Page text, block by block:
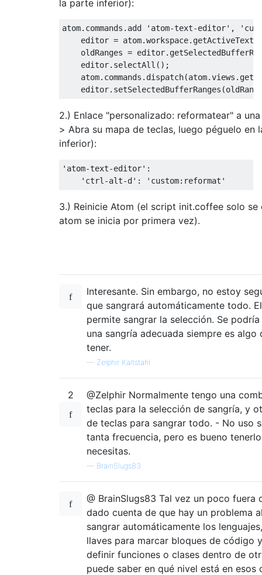
la parte inferior):
atom.commands.add 'atom-text-editor',
editor =
oldRanges =
    editor.selectAll();
2.) Enlace "personalizado: reformatear" a
> Abra su mapa de teclas, luego péguelo en
inferior):
'atom-text-editor':
3.) Reinicie Atom (el script init.coffee solo se
atom se inicia por primera vez).
Interesante. Sin embargo, no estoy
que sangrará automáticamente todo.
permite sangrar la selección. Se
una sangría adecuada siempre es algo
tener.
— Zelphir Kaltstahl
2
@Zelphir Normalmente tengo una
teclas para la selección de sangría, y
de teclas para sangrar todo. - No uso
tanta frecuencia, pero es bueno
necesitas.
— BrainSlugs83
@ BrainSlugs83 Tal vez un poco fuera
dado cuenta de que hay un problema
sangrar automáticamente los
llaves para marcar bloques de código
definir funciones o clases dentro de
puede saber en qué nivel está en esos